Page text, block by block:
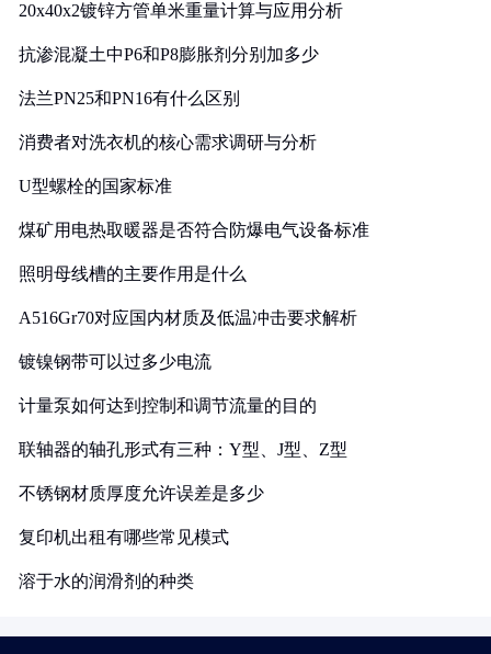
20x40x2镀锌方管单米重量计算与应用分析
抗渗混凝土中P6和P8膨胀剂分别加多少
法兰PN25和PN16有什么区别
消费者对洗衣机的核心需求调研与分析
U型螺栓的国家标准
煤矿用电热取暖器是否符合防爆电气设备标准
照明母线槽的主要作用是什么
A516Gr70对应国内材质及低温冲击要求解析
镀镍钢带可以过多少电流
计量泵如何达到控制和调节流量的目的
联轴器的轴孔形式有三种：Y型、J型、Z型
不锈钢材质厚度允许误差是多少
复印机出租有哪些常见模式
溶于水的润滑剂的种类